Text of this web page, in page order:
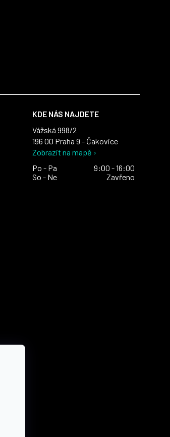
KDE NÁS NAJDETE
Vážská 998/2
196 00 Praha 9 - Čakovice
Zobrazit na mapě ›
Po - Pa
9:00 - 16:00
So - Ne
Zavřeno